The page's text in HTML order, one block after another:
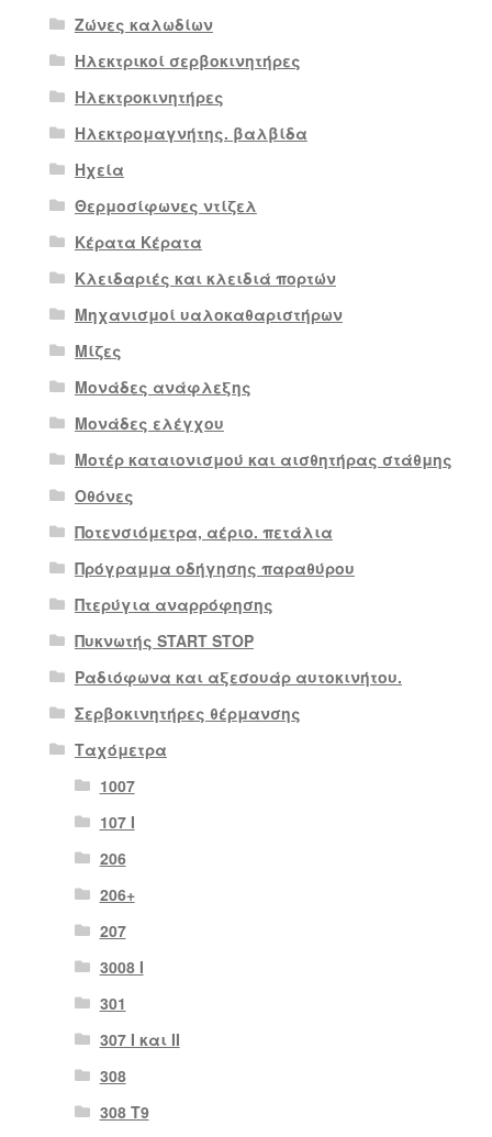
Ζώνες καλωδίων
Ηλεκτρικοί σερβοκινητήρες
Ηλεκτροκινητήρες
Ηλεκτρομαγνήτης. βαλβίδα
Ηχεία
Θερμοσίφωνες ντίζελ
Κέρατα Κέρατα
Κλειδαριές και κλειδιά πορτών
Μηχανισμοί υαλοκαθαριστήρων
Μίζες
Μονάδες ανάφλεξης
Μονάδες ελέγχου
Μοτέρ καταιονισμού και αισθητήρας στάθμης
Οθόνες
Ποτενσιόμετρα, αέριο. πετάλια
Πρόγραμμα οδήγησης παραθύρου
Πτερύγια αναρρόφησης
Πυκνωτής START STOP
Ραδιόφωνα και αξεσουάρ αυτοκινήτου.
Σερβοκινητήρες θέρμανσης
Ταχόμετρα
1007
107 Ι
206
206+
207
3008 Ι
301
307 I και II
308
308 Τ9